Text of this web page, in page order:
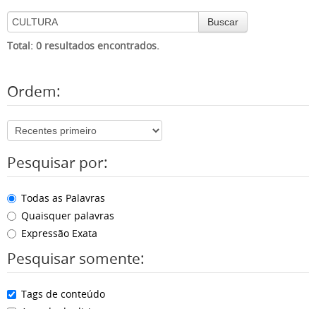
Buscar
Total: 0 resultados encontrados.
Ordem:
Pesquisar por:
Todas as Palavras
Quaisquer palavras
Expressão Exata
Pesquisar somente:
Tags de conteúdo